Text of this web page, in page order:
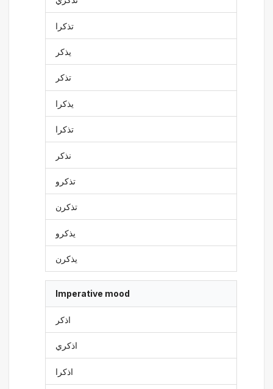
تذكرا
يذكر
تذكر
يذكرا
تذكرا
نذكر
تذكرو
تذكرن
يذكرو
يذكرن
Imperative mood
اذكر
اذكري
اذكرا